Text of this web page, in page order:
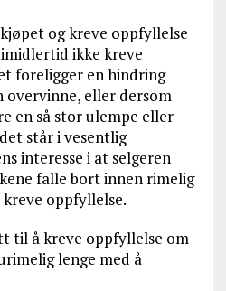
og kreve oppfyllelse
ikke kreve
foreligger en hindring
overvinne, eller dersom
en så stor ulempe eller
står i vesentlig
interesse i at selgeren
falle bort innen rimelig
oppfyllelse.
til å kreve oppfyllelse om
lenge med å